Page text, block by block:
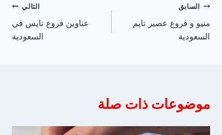
تصفّح
المقالات
السابق
منيو و فروع عصير تايم
السعودية
التالي
عناوين فروع نايس في
السعودية
موضوعات ذات صلة